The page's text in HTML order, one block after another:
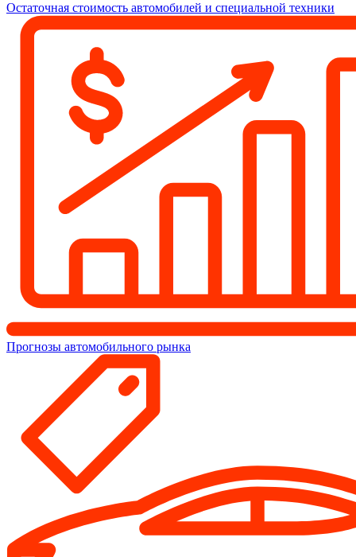
Остаточная стоимость автомобилей и специальной техники
Прогнозы автомобильного рынка